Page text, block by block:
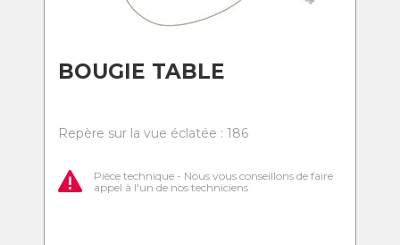
BOUGIE TABLE
Repère sur la vue éclatée : 186
Pièce technique - Nous vous conseillons de faire
appel à l'un de nos techniciens